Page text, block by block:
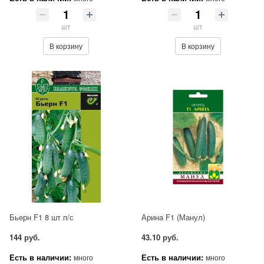
шт
В корзину
шт
В корзину
Бьерн F1 8 шт п/с
144 руб.
Есть в наличии: много
Арина F1 (Манул)
43.10 руб.
Есть в наличии: много